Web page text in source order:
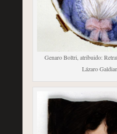
Genaro Boltri, atribuido:
Lázaro